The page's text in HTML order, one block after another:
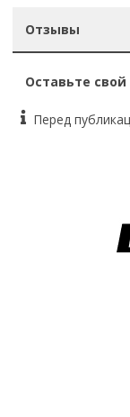
Отзывы
Оставьте
Перед